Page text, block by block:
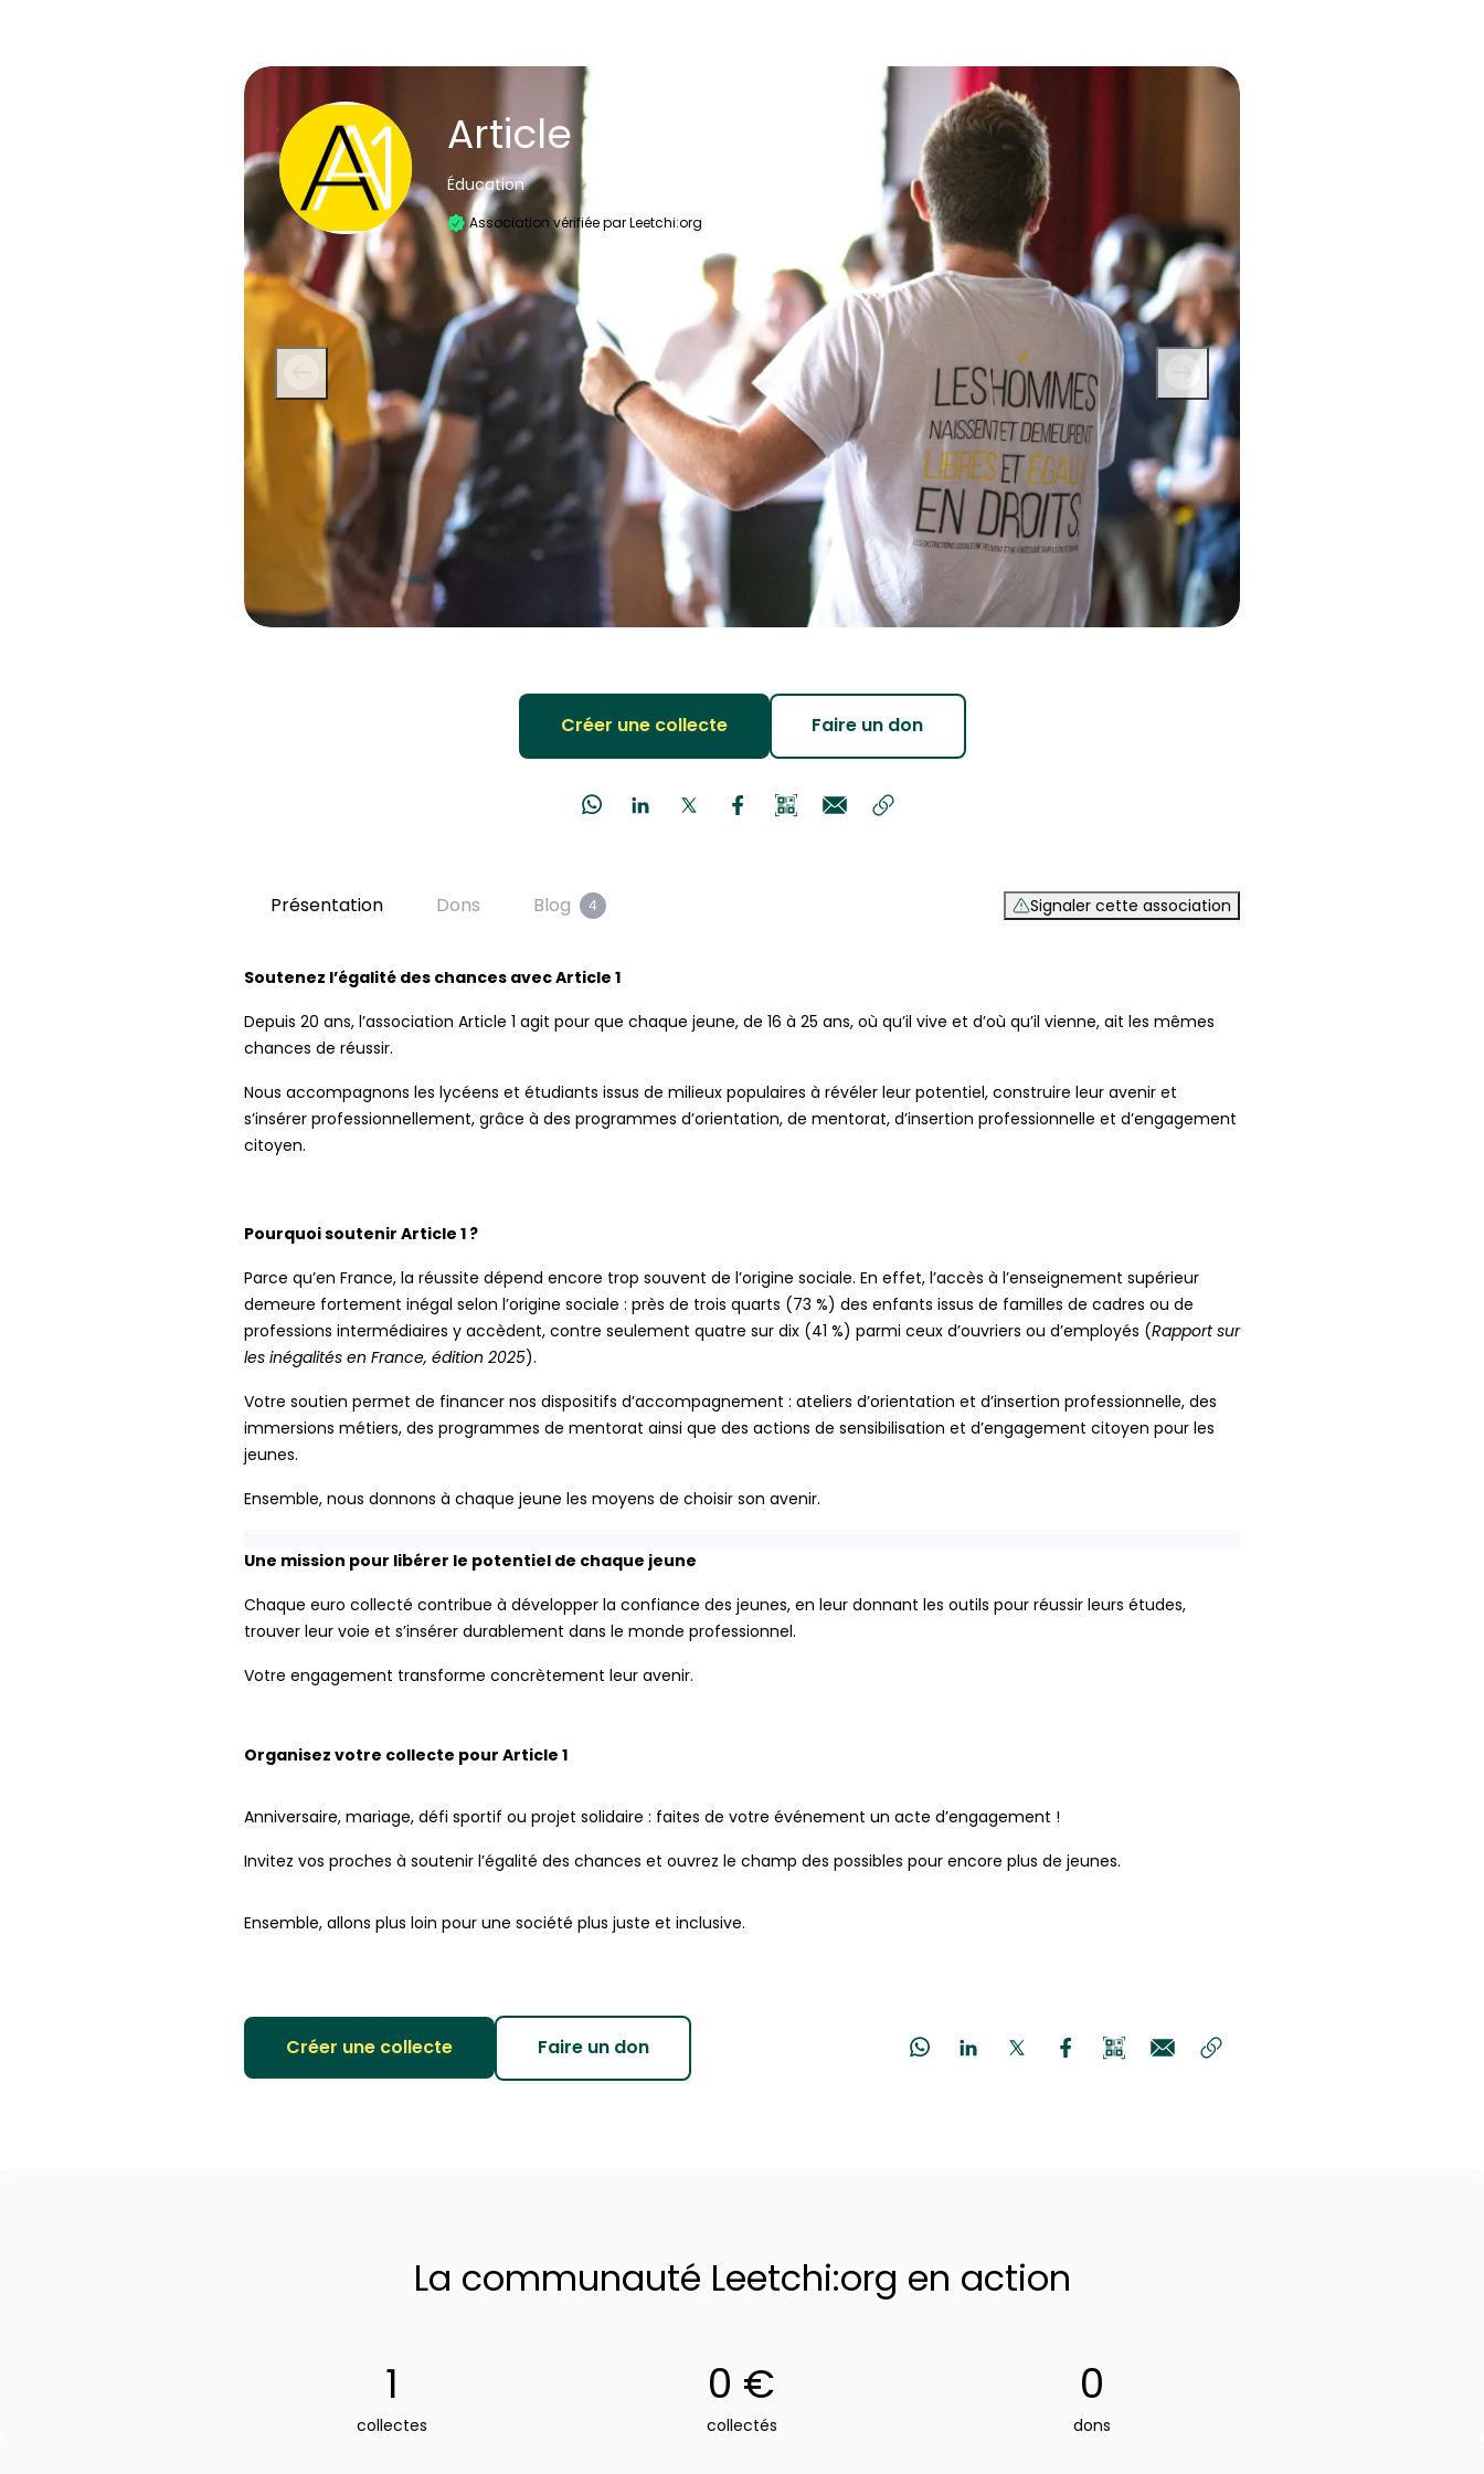
Article 1
Éducation
Association vérifiée par Leetchi:org
Créer une collecte Faire un don
Présentation Dons Blog 4 Signaler cette association
Soutenez l’égalité des chances avec Article 1
Depuis 20 ans, l’association Article 1 agit pour que chaque jeune, de 16 à 25 ans, où qu’il vive et d’où qu’il vienne, ait les mêmes
chances de réussir.
Nous accompagnons les lycéens et étudiants issus de milieux populaires à révéler leur potentiel, construire leur avenir et
s’insérer professionnellement, grâce à des programmes d’orientation, de mentorat, d’insertion professionnelle et d’engagement
citoyen.
Pourquoi soutenir Article 1 ?
Parce qu’en France, la réussite dépend encore trop souvent de l’origine sociale. En effet, l’accès à l’enseignement supérieur
demeure fortement inégal selon l’origine sociale : près de trois quarts (73 %) des enfants issus de familles de cadres ou de
professions intermédiaires y accèdent, contre seulement quatre sur dix (41 %) parmi ceux d’ouvriers ou d’employés (Rapport sur
les inégalités en France, édition 2025).
Votre soutien permet de financer nos dispositifs d’accompagnement : ateliers d’orientation et d’insertion professionnelle, des
immersions métiers, des programmes de mentorat ainsi que des actions de sensibilisation et d’engagement citoyen pour les
jeunes.
Ensemble, nous donnons à chaque jeune les moyens de choisir son avenir.
Une mission pour libérer le potentiel de chaque jeune
Chaque euro collecté contribue à développer la confiance des jeunes, en leur donnant les outils pour réussir leurs études,
trouver leur voie et s’insérer durablement dans le monde professionnel.
Votre engagement transforme concrètement leur avenir.
Organisez votre collecte pour Article 1
Anniversaire, mariage, défi sportif ou projet solidaire : faites de votre événement un acte d’engagement !
Invitez vos proches à soutenir l’égalité des chances et ouvrez le champ des possibles pour encore plus de jeunes.
Ensemble, allons plus loin pour une société plus juste et inclusive.
Créer une collecte Faire un don
La communauté Leetchi:org en action
1
collectes
0 €
collectés
0
dons